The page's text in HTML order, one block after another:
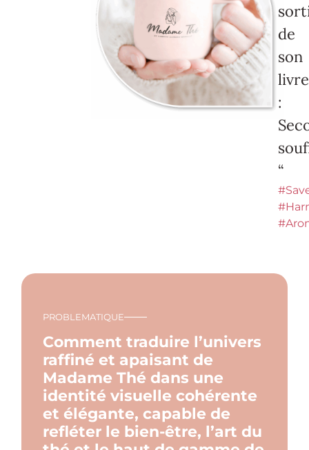
de
son
livre
:
“
PROBLEMATIQUE
Comment traduire l’univers
raffiné et apaisant de
Madame Thé dans une
identité visuelle cohérente
et élégante, capable de
refléter le bien-être, l’art du